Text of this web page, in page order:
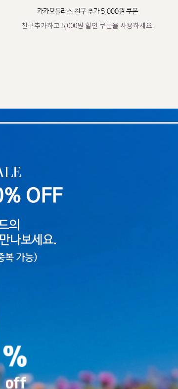
카카오플러스 친구 추가 5,000원 쿠폰
친구추가하고 5,000원 할인 쿠폰을 사용하세요.